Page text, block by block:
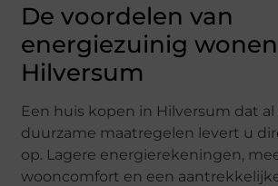
De voordelen van
energiezuinig
Hilversum
Een huis kopen in Hilversum dat al
duurzame maatregelen levert u
op. Lagere energierekeningen,
wooncomfort en een